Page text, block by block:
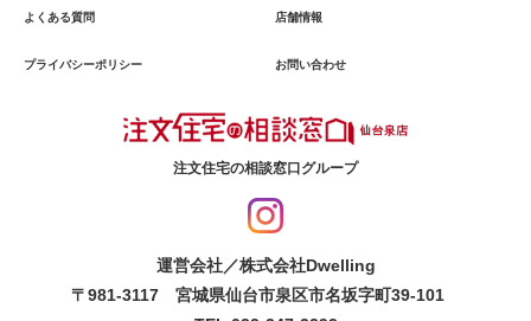
よくある質問 店舗情報
プライバシーポリシー お問い合わせ
注文住宅の相談窓口グループ
運営会社／株式会社Dwelling
〒981-3117 宮城県仙台市泉区市名坂字町39-101